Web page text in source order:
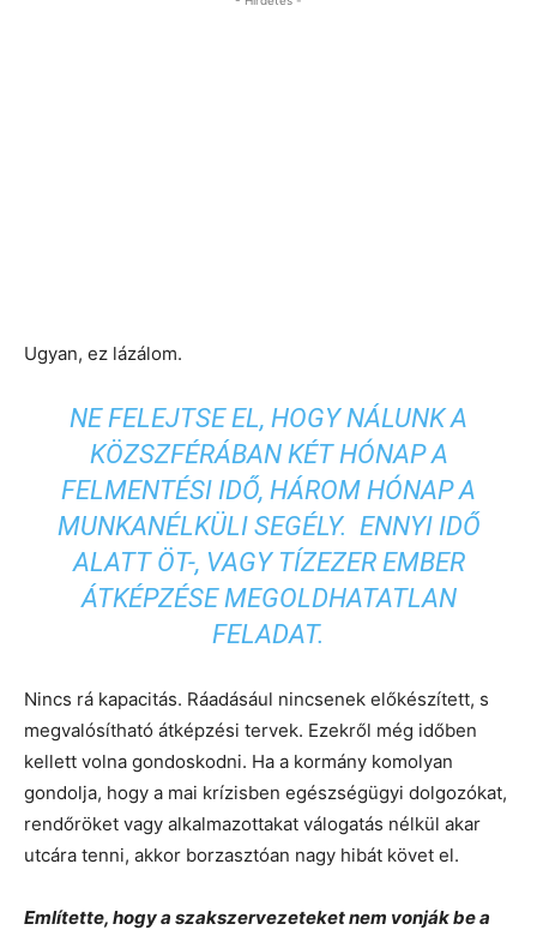
Ugyan, ez lázálom.
NE FELEJTSE EL, HOGY NÁLUNK A
KÖZSZFÉRÁBAN KÉT HÓNAP A
FELMENTÉSI IDŐ, HÁROM HÓNAP A
MUNKANÉLKÜLI SEGÉLY. ENNYI IDŐ
ALATT ÖT-, VAGY TÍZEZER EMBER
ÁTKÉPZÉSE MEGOLDHATATLAN
FELADAT.
Nincs rá kapacitás. Ráadásául nincsenek előkészített, s
megvalósítható átképzési tervek. Ezekről még időben
kellett volna gondoskodni. Ha a kormány komolyan
gondolja, hogy a mai krízisben egészségügyi dolgozókat,
rendőröket vagy alkalmazottakat válogatás nélkül akar
utcára tenni, akkor borzasztóan nagy hibát követ el.
Említette, hogy a szakszervezeteket nem vonják be a